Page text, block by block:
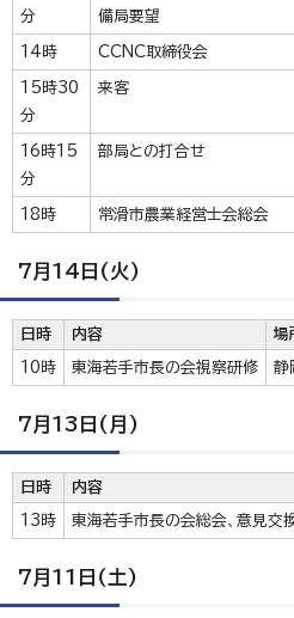
分
備局要望
14時 CCNC取締役会
15時30
分
来客
16時15
分
部局との打合せ
18時 常滑市農業経営士会総会
7月14日(火)
日時 内容 場
10時 東海若手市長の会視察研修 静
7月13日(月)
日時 内容
13時 東海若手市長の会総会、意見交
7月11日(土)